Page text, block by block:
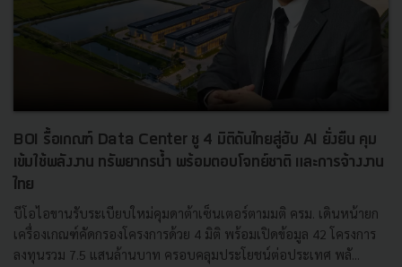
BOI รื้อเกณฑ์ Data Center ชู 4 มิติดันไทยสู่ฮับ AI ยั่งยืน คุม
เข้มใช้พลังงาน ทรัพยากรน้ำ พร้อมตอบโจทย์ชาติ และการจ้างงาน
ไทย
บีโอไอขานรับระเบียบใหม่คุมดาต้าเซ็นเตอร์ตามมติ ครม. เดินหน้ายก
เครื่องเกณฑ์คัดกรองโครงการด้วย 4 มิติ พร้อมเปิดข้อมูล 42 โครงการ
ลงทุนรวม 7.5 แสนล้านบาท ครอบคลุมประโยชน์ต่อประเทศ พลั...